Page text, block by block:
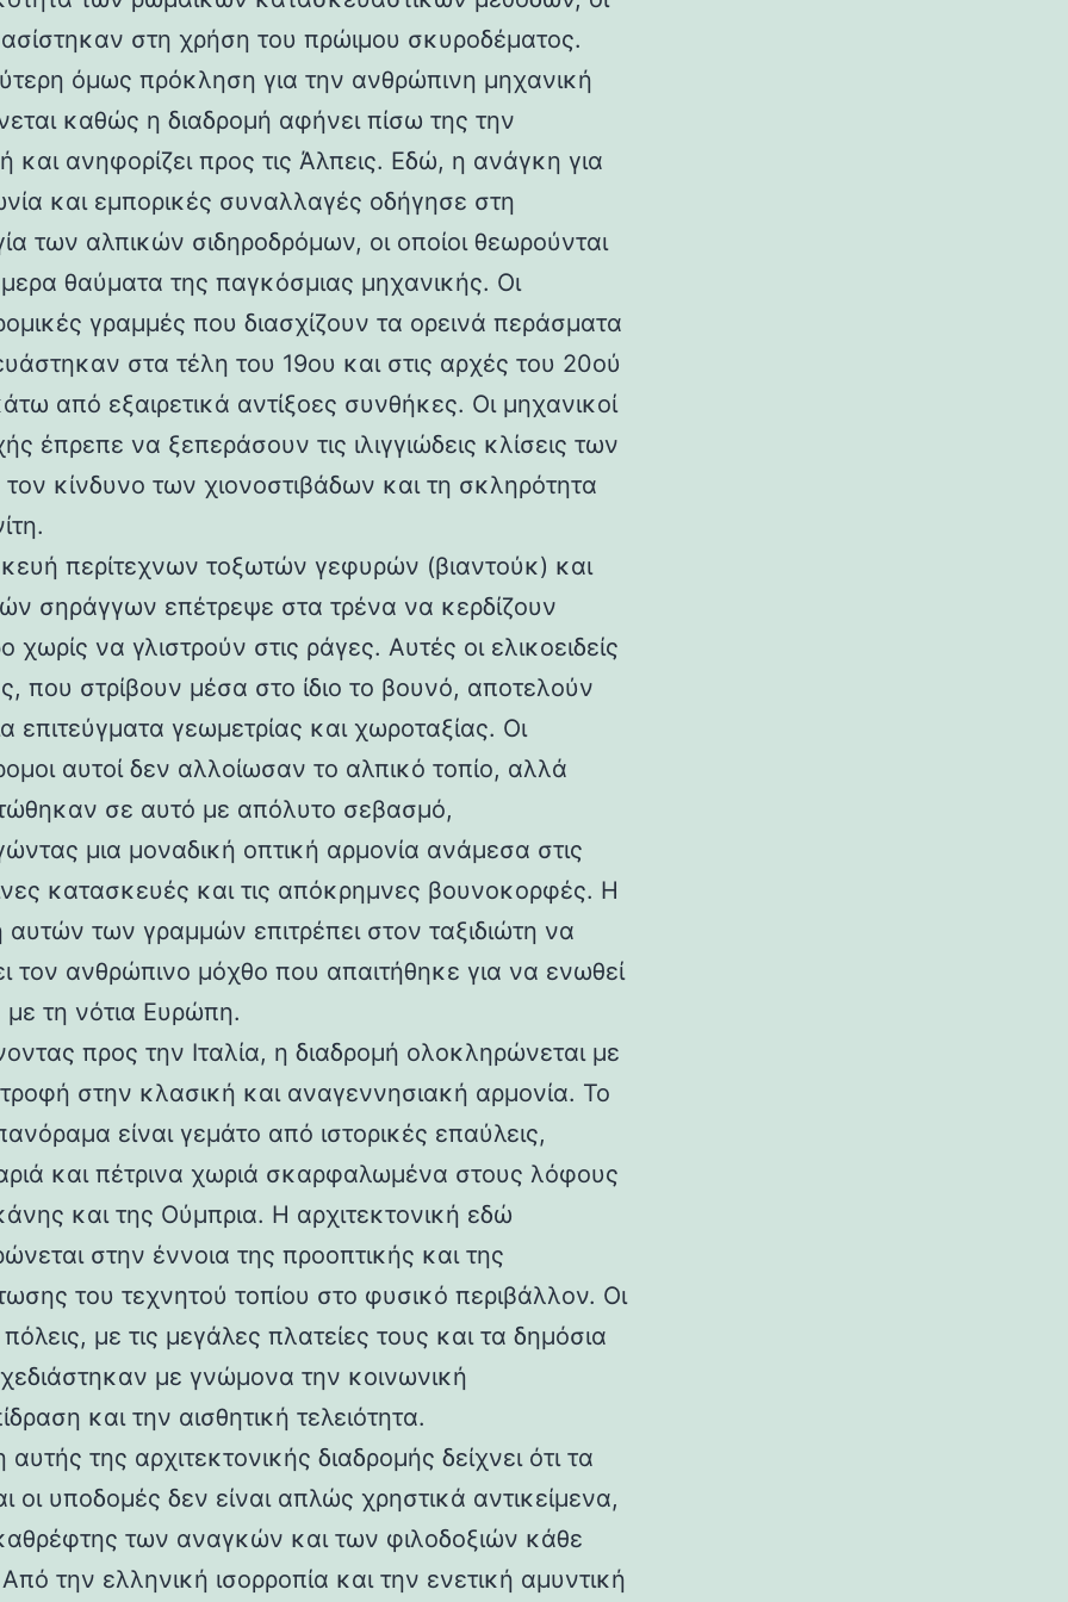
στη χρήση του πρώιμου σκυροδέματος.
όμως πρόκληση για την ανθρώπινη μηχανική
καθώς η διαδρομή αφήνει πίσω της την
και ανηφορίζει προς τις Άλπεις. Εδώ, η ανάγκη για
και εμπορικές συναλλαγές οδήγησε στη
των αλπικών σιδηροδρόμων, οι οποίοι θεωρούνται
θαύματα της παγκόσμιας μηχανικής. Οι
γραμμές που διασχίζουν τα ορεινά περάσματα
στα τέλη του 19ου και στις αρχές του 20ού
από εξαιρετικά αντίξοες συνθήκες. Οι μηχανικοί
έπρεπε να ξεπεράσουν τις ιλιγγιώδεις κλίσεις των
κίνδυνο των χιονοστιβάδων και τη σκληρότητα
περίτεχνων τοξωτών γεφυρών (βιαντούκ) και
σηράγγων επέτρεψε στα τρένα να κερδίζουν
χωρίς να γλιστρούν στις ράγες. Αυτές οι ελικοειδείς
που στρίβουν μέσα στο ίδιο το βουνό, αποτελούν
επιτεύγματα γεωμετρίας και χωροταξίας. Οι
αυτοί δεν αλλοίωσαν το αλπικό τοπίο, αλλά
σε αυτό με απόλυτο σεβασμό,
μια μοναδική οπτική αρμονία ανάμεσα στις
κατασκευές και τις απόκρημνες βουνοκορφές. Η
αυτών των γραμμών επιτρέπει στον ταξιδιώτη να
τον ανθρώπινο μόχθο που απαιτήθηκε για να ενωθεί
με τη νότια Ευρώπη.
προς την Ιταλία, η διαδρομή ολοκληρώνεται με
στην κλασική και αναγεννησιακή αρμονία. Το
είναι γεμάτο από ιστορικές επαύλεις,
και πέτρινα χωριά σκαρφαλωμένα στους λόφους
και της Ούμπρια. Η αρχιτεκτονική εδώ
στην έννοια της προοπτικής και της
του τεχνητού τοπίου στο φυσικό περιβάλλον. Οι
πόλεις, με τις μεγάλες πλατείες τους και τα δημόσια
με γνώμονα την κοινωνική
και την αισθητική τελειότητα.
της αρχιτεκτονικής διαδρομής δείχνει ότι τα
οι υποδομές δεν είναι απλώς χρηστικά αντικείμενα,
των αναγκών και των φιλοδοξιών κάθε
την ελληνική ισορροπία και την ενετική αμυντική